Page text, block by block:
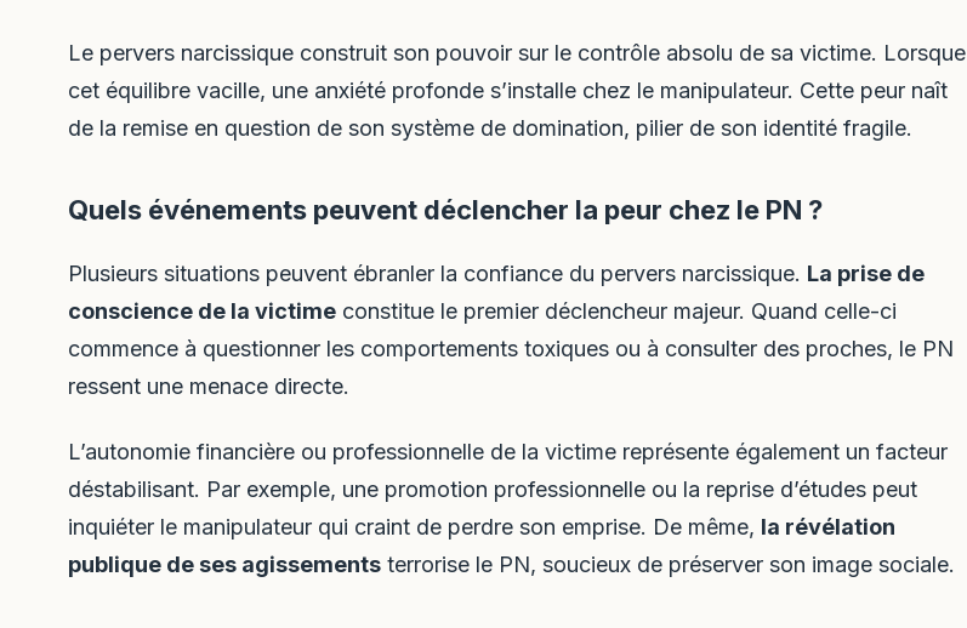
Le pervers narcissique construit son pouvoir sur le contrôle absolu de sa victime. Lorsque
cet équilibre vacille, une anxiété profonde s’installe chez le manipulateur. Cette peur naît
de la remise en question de son système de domination, pilier de son identité fragile.
Quels événements peuvent déclencher la peur chez le PN ?
Plusieurs situations peuvent ébranler la confiance du pervers narcissique. La prise de
conscience de la victime constitue le premier déclencheur majeur. Quand celle-ci
commence à questionner les comportements toxiques ou à consulter des proches, le PN
ressent une menace directe.
L’autonomie financière ou professionnelle de la victime représente également un facteur
déstabilisant. Par exemple, une promotion professionnelle ou la reprise d’études peut
inquiéter le manipulateur qui craint de perdre son emprise. De même, la révélation
publique de ses agissements terrorise le PN, soucieux de préserver son image sociale.